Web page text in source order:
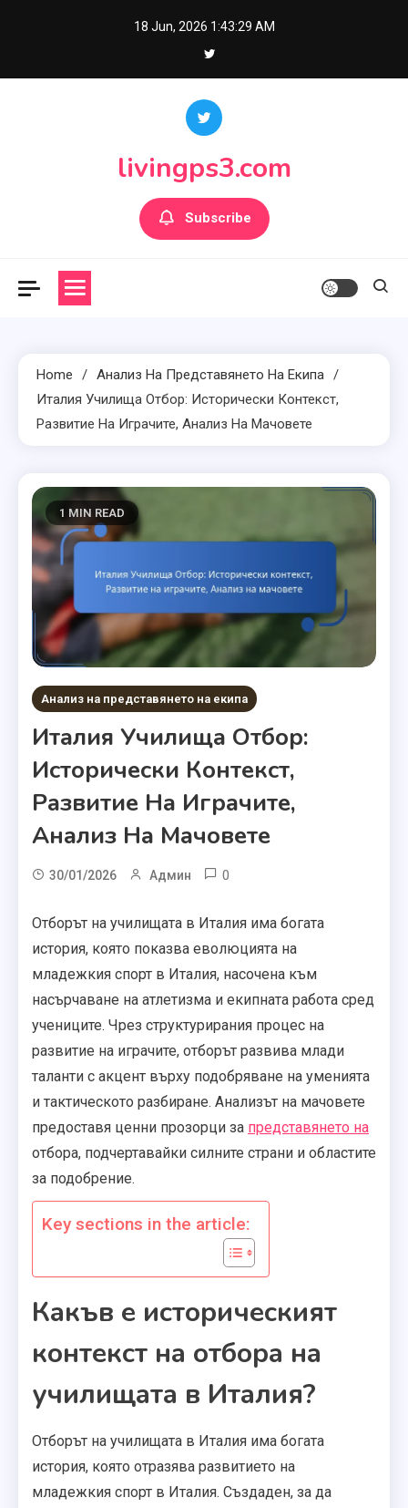
18 Jun, 2026 1:43:30 AM
livingps3.com
Subscribe
Home
Анализ На Представянето На Екипа
Италия Училища Отбор: Исторически Контекст,
Развитие На Играчите, Анализ На Мачовете
1 MIN READ
Анализ на представянето на екипа
Италия Училища Отбор:
Исторически Контекст,
Развитие На Играчите,
Анализ На Мачовете
30/01/2026 Админ 0
Отборът на училищата в Италия има богата
история, която показва еволюцията на
младежкия спорт в Италия, насочена към
насърчаване на атлетизма и екипната работа сред
учениците. Чрез структурирания процес на
развитие на играчите, отборът развива млади
таланти с акцент върху подобряване на уменията
и тактическото разбиране. Анализът на мачовете
предоставя ценни прозорци за представянето на
отбора, подчертавайки силните страни и областите
за подобрение.
Key sections in the article:
Какъв е историческият
контекст на отбора на
училищата в Италия?
Отборът на училищата в Италия има богата
история, която отразява развитието на
младежкия спорт в Италия. Създаден, за да